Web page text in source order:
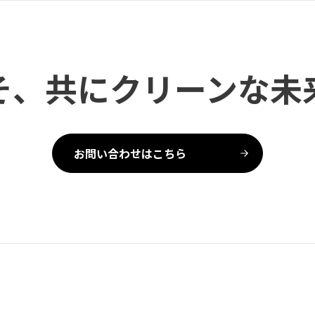
、共にクリーンな未
お問い合わせはこちら